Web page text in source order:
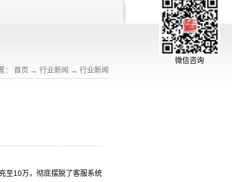
首页 → 行业新闻 → 行业新闻
至10万，彻底摆脱了客服系统
微信咨询